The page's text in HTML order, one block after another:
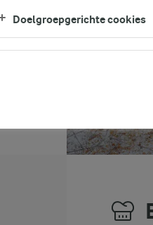
Doelgroepgerichte cookies